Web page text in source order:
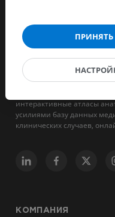
IMAIOS - это компания,
обучение специалистов в
интерактивные атласы
усилиями базу данных
клинических случаев,
КОМПАНИЯ
ПРИНЯТЬ